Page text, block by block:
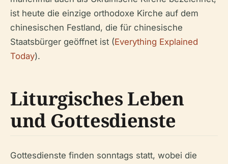
ist heute die einzige orthodoxe Kirche auf dem
chinesischen Festland, die für chinesische
Staatsbürger geöffnet ist (Everything Explained
Today).
Liturgisches Leben
und Gottesdienste
Gottesdienste finden sonntags statt, wobei die